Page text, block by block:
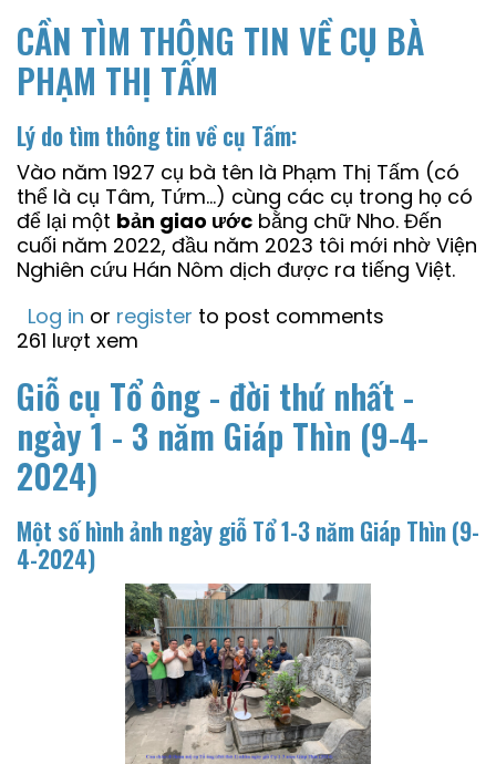
CẦN TÌM THÔNG TIN VỀ CỤ BÀ
PHẠM THỊ TẤM
Lý do tìm thông tin về cụ Tấm:
Vào năm 1927 cụ bà tên là Phạm Thị Tấm (có
thể là cụ Tâm, Tứm…) cùng các cụ trong họ có
để lại một bản giao ước bằng chữ Nho. Đến
cuối năm 2022, đầu năm 2023 tôi mới nhờ Viện
Nghiên cứu Hán Nôm dịch được ra tiếng Việt.
Log in or register to post comments
261 lượt xem
Giỗ cụ Tổ ông - đời thứ nhất -
ngày 1 - 3 năm Giáp Thìn (9-4-
2024)
Một số hình ảnh ngày giỗ Tổ 1-3 năm Giáp Thìn (9-
4-2024)